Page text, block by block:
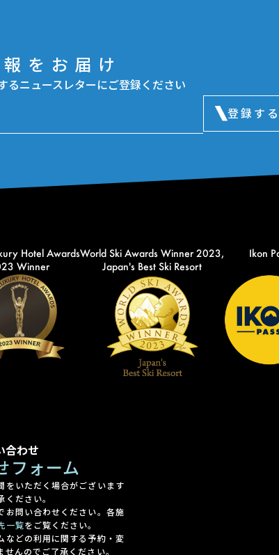
をお届け
るニュースレターにご登録ください
登録する
Hotel Awards
Winner
World Ski Awards Winner 2023,
Japan's Best Ski Resort
Ikon
合わせ
フォーム
をいただく場合がございます
ださい。
お問い合わせください。各施
一覧をご覧ください。
などの利用に関する予約・変
んのでご了承ください。